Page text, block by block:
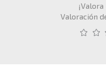
Valoración